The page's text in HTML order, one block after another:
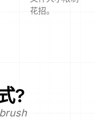
花招。
?